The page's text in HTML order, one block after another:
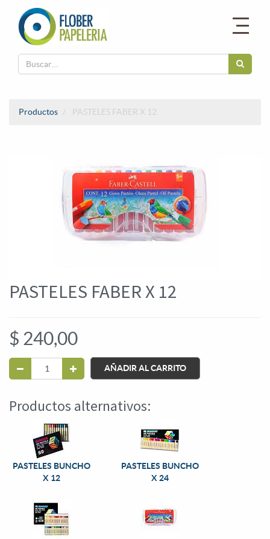
Productos PASTELES FABER X 12
PASTELES FABER X 12
$ 240,00
AÑADIR AL CARRITO
Productos alternativos:
PASTELES BUNCHO
X 12
PASTELES BUNCHO
X 24